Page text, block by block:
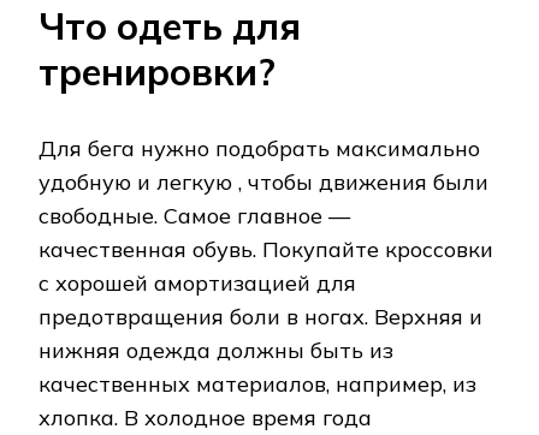
Что одеть для
тренировки?
Для бега нужно подобрать максимально
удобную и легкую , чтобы движения были
свободные. Самое главное —
качественная обувь. Покупайте кроссовки
с хорошей амортизацией для
предотвращения боли в ногах. Верхняя и
нижняя одежда должны быть из
качественных материалов, например, из
хлопка. В холодное время года